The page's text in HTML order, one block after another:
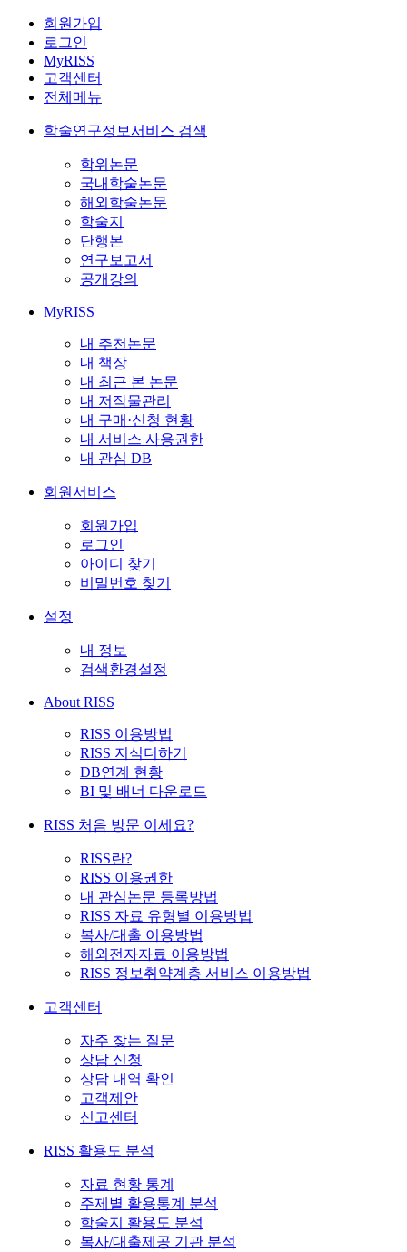
회원가입
로그인
MyRISS
고객센터
전체메뉴
학술연구정보서비스 검색
학위논문
국내학술논문
해외학술논문
학술지
단행본
연구보고서
공개강의
MyRISS
내 추천논문
내 책장
내 최근 본 논문
내 저작물관리
내 구매·신청 현황
내 서비스 사용권한
내 관심 DB
회원서비스
회원가입
로그인
아이디 찾기
비밀번호 찾기
설정
내 정보
검색환경설정
About RISS
RISS 이용방법
RISS 지식더하기
DB연계 현황
BI 및 배너 다운로드
RISS 처음 방문 이세요?
RISS란?
RISS 이용권한
내 관심논문 등록방법
RISS 자료 유형별 이용방법
복사/대출 이용방법
해외전자자료 이용방법
RISS 정보취약계층 서비스 이용방법
고객센터
자주 찾는 질문
상담 신청
상담 내역 확인
고객제안
신고센터
RISS 활용도 분석
자료 현황 통계
주제별 활용통계 분석
학술지 활용도 분석
복사/대출제공 기관 분석